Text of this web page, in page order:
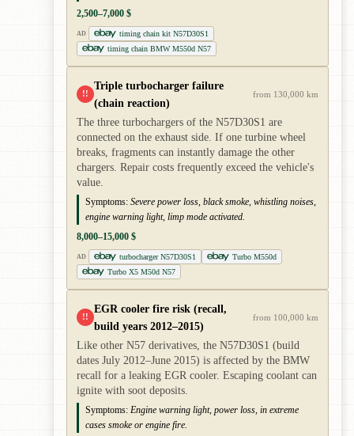
2,500–7,000 $
AD
timing chain kit N57D30S1
timing chain BMW M550d N57
!!
Triple turbocharger failure
(chain reaction)
from 130,000 km
The three turbochargers of the N57D30S1 are
connected on the exhaust side. If one turbine wheel
breaks, fragments can instantly damage the other
chargers. Repair costs frequently exceed the vehicle's
value.
Symptoms: Severe power loss, black smoke, whistling noises,
engine warning light, limp mode activated.
8,000–15,000 $
AD turbocharger N57D30S1
Turbo M550d
Turbo X5 M50d N57
!!
EGR cooler fire risk (recall,
build years 2012–2015)
from 100,000 km
Like other N57 derivatives, the N57D30S1 (build
dates July 2012–June 2015) is affected by the BMW
recall for a leaking EGR cooler. Escaping coolant can
ignite with soot deposits.
Symptoms: Engine warning light, power loss, in extreme
cases smoke or engine fire.